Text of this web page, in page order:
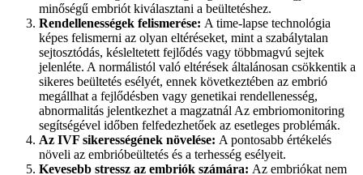
minőségű embriót kiválasztani a beültetéshez.
Rendellenességek felismerése: A time-lapse technológia
képes felismerni az olyan eltéréseket, mint a szabálytalan
sejtosztódás, késleltetett fejlődés vagy többmagvú sejtek
jelenléte. A normálistól való eltérések általánosan csökkentik a
sikeres beültetés esélyét, ennek következtében az embrió
megállhat a fejlődésben vagy genetikai rendellenesség,
abnormalitás jelentkezhet a magzatnál Az embriomonitoring
segítségével időben felfedezhetőek az esetleges problémák.
Az IVF sikerességének növelése: A pontosabb értékelés
növeli az embrióbeültetés és a terhesség esélyeit.
Kevesebb stressz az embriók számára: Az embriókat nem